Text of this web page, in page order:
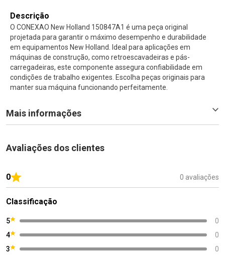
Descrição
O CONEXAO New Holland 150847A1 é uma peça original
projetada para garantir o máximo desempenho e durabilidade
em equipamentos New Holland. Ideal para aplicações em
máquinas de construção, como retroescavadeiras e pás-
carregadeiras, este componente assegura confiabilidade em
condições de trabalho exigentes. Escolha peças originais para
manter sua máquina funcionando perfeitamente.
Mais informações
Avaliações dos clientes
0 0 avaliações
Classificação
5
0
4
0
3
0